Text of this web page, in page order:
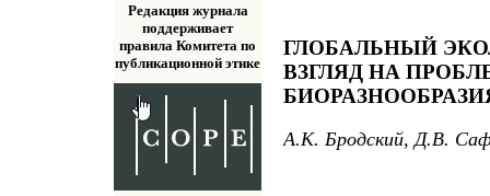
Редакция журнала
поддерживает
правила Комитета по
публикационной этике
ГЛОБАЛЬНЫЙ
ВЗГЛЯД НА
А.К. Бродский, Д.В.